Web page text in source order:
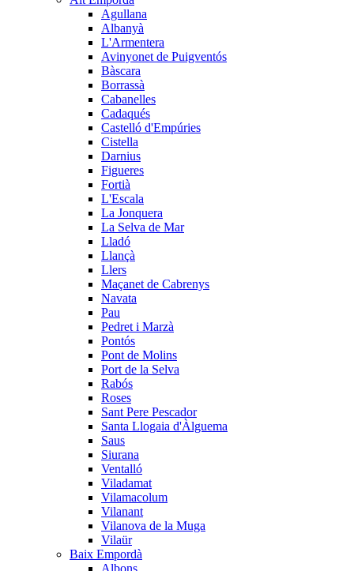
Agullana
Albanyà
L'Armentera
Avinyonet de Puigventós
Bàscara
Borrassà
Cabanelles
Cadaqués
Castelló d'Empúries
Cistella
Darnius
Figueres
Fortià
L'Escala
La Jonquera
La Selva de Mar
Lladó
Llançà
Llers
Maçanet de Cabrenys
Navata
Pau
Pedret i Marzà
Pontós
Pont de Molins
Port de la Selva
Rabós
Roses
Sant Pere Pescador
Santa Llogaia d'Àlguema
Saus
Siurana
Ventalló
Viladamat
Vilamacolum
Vilanant
Vilanova de la Muga
Vilaür
Baix Empordà
Albons